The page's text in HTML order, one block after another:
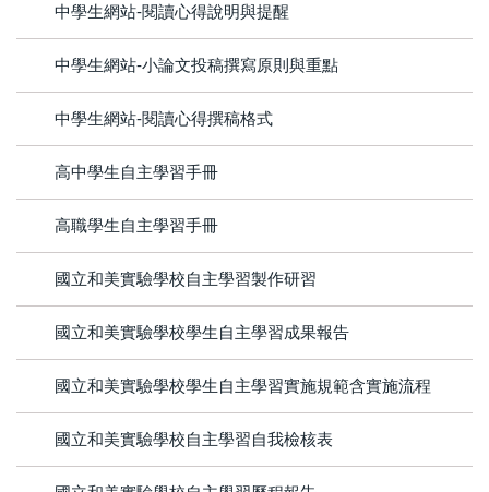
中學生網站-閱讀心得說明與提醒
中學生網站-小論文投稿撰寫原則與重點
中學生網站-閱讀心得撰稿格式
高中學生自主學習手冊
高職學生自主學習手冊
國立和美實驗學校自主學習製作研習
國立和美實驗學校學生自主學習成果報告
國立和美實驗學校學生自主學習實施規範含實施流程
國立和美實驗學校自主學習自我檢核表